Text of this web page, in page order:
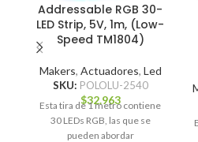
Addressable RGB 30-
LED Strip, 5V, 1m, (Low-
Speed TM1804)
Makers, Actuadores, Led
SKU: POLOLU-2540
$32.963
Esta tira de 1 metro contiene
30 LEDs RGB, las que se
pueden abordar